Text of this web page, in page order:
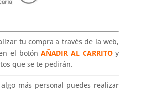
tu compra a través de la web,
el botónAÑADIR AL CARRITO y
que se te pedirán.
más personal puedes realizar